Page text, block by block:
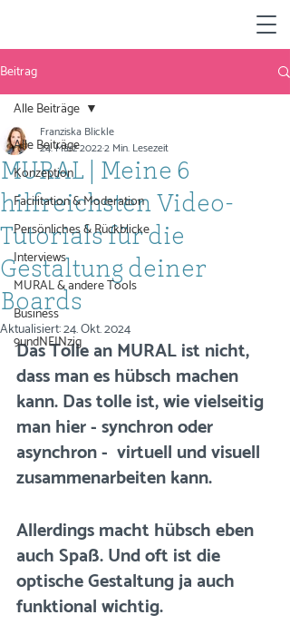
Beitrag
Alle Beiträge
Konzeption
Facilitation & Moderation
Persönliches & Rückblicke
Interviews
MURAL & andere Tools
Business
9undNEINzig
Alle Beiträge
MURAL | Meine 6
hilfreichsten Video-
Tutorials für die
Gestaltung deiner
Boards
Franziska Blickle
24. März 20222 Min. Lesezeit
Aktualisiert:24. Okt. 2024
Das Tolle an MURAL ist nicht,
dass man es hübsch machen
kann. Das tolle ist, wie vielseitig
man hier - synchron oder
asynchron -  virtuell und visuell
zusammenarbeiten kann.
Allerdings macht hübsch eben
auch Spaß. Und oft ist die
optische Gestaltung ja auch
funktional wichtig.